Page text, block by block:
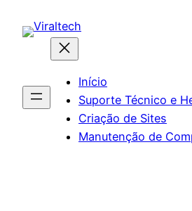
para
Início
Suporte Técnico e
Criação de Sites
Manutenção de